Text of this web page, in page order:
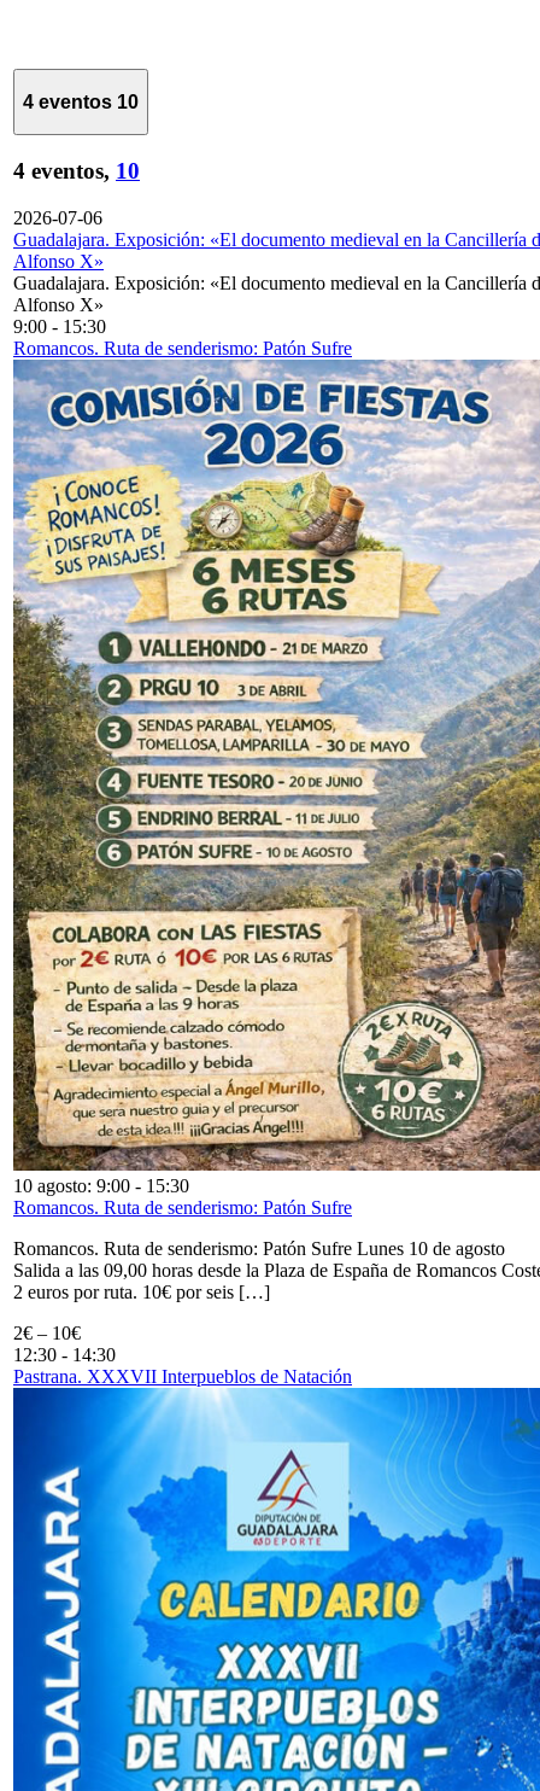
4 eventos 10
4 eventos, 10
2026-07-06
Guadalajara. Exposición: «El documento medieval en la Cancillería
Alfonso X»
Guadalajara. Exposición: «El documento medieval en la Cancillería
Alfonso X»
9:00 - 15:30
Romancos. Ruta de senderismo: Patón Sufre
10 agosto: 9:00 - 15:30
Romancos. Ruta de senderismo: Patón Sufre
Romancos. Ruta de senderismo: Patón Sufre Lunes 10 de agosto
Salida a las 09,00 horas desde la Plaza de España de Romancos
2 euros por ruta. 10€ por seis […]
2€ – 10€
12:30 - 14:30
Pastrana. XXXVII Interpueblos de Natación